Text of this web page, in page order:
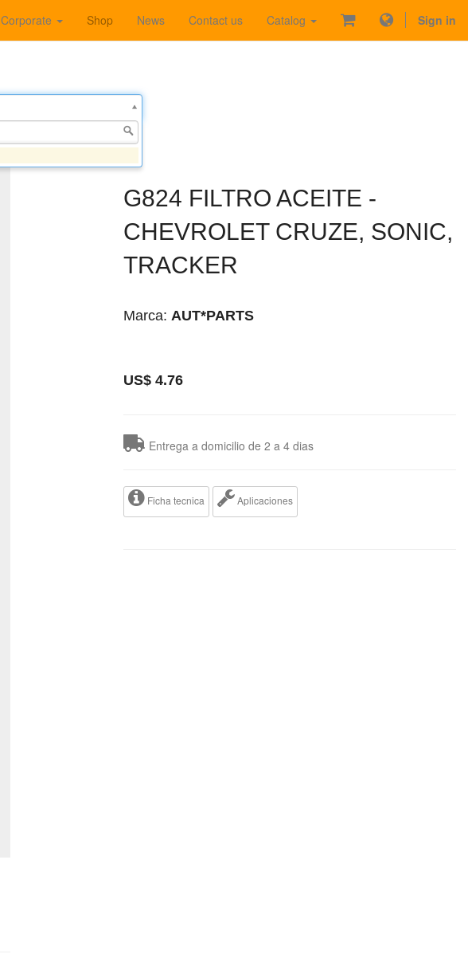
Corporate Shop News Contact us Catalog Sign in
G824 FILTRO ACEITE -
CHEVROLET CRUZE, SONIC,
TRACKER
Marca: AUT*PARTS
US$ 4.76
Entrega a domicilio de 2 a 4 dias
Ficha tecnica Aplicaciones